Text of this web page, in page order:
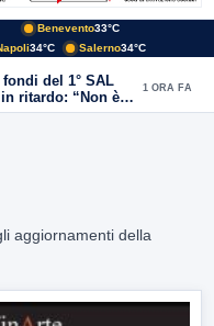
Benevento33°C
34°C Salerno34°C
del 1° SAL
ritardo: “Non è
1 ORA FA
aggiornamenti della